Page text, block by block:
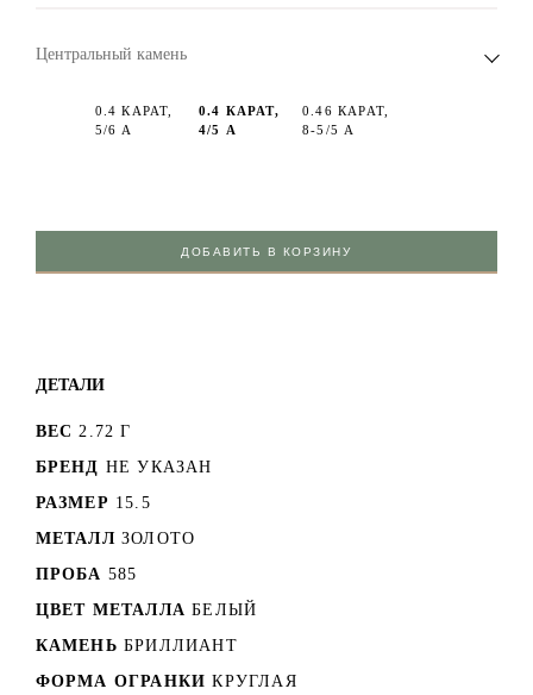
Центральный камень
0.4 КАРАТ,
5/6 А
0.4 КАРАТ,
4/5 А
0.46 КАРАТ,
8-5/5 А
ДОБАВИТЬ В КОРЗИНУ
ДЕТАЛИ
ВЕС 2.72 Г
БРЕНД НЕ УКАЗАН
РАЗМЕР 15.5
МЕТАЛЛ ЗОЛОТО
ПРОБА 585
ЦВЕТ МЕТАЛЛА БЕЛЫЙ
КАМЕНЬ БРИЛЛИАНТ
ФОРМА ОГРАНКИ КРУГЛАЯ